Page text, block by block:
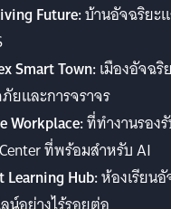
Future:บ้านอัจฉริยะ
Smart Town:เมืองอัจฉริ
ยและการจราจร
Workplace:ที่ทำงานรอง
ที่พร้อมสำหรับ AI
Learning Hub:ห้องเรียน